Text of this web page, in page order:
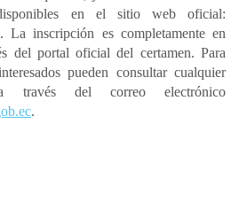
en el sitio web oficial:
. La inscripción es completamente en
del portal oficial del certamen. Para
pueden consultar cualquier
del correo electrónico
.